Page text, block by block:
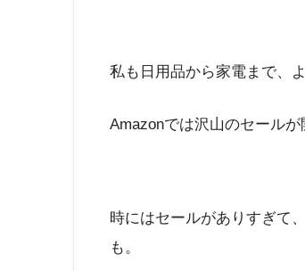
私も日用品から家電まで、
Amazonでは沢山のセール
時にはセールがありすぎて、
も。